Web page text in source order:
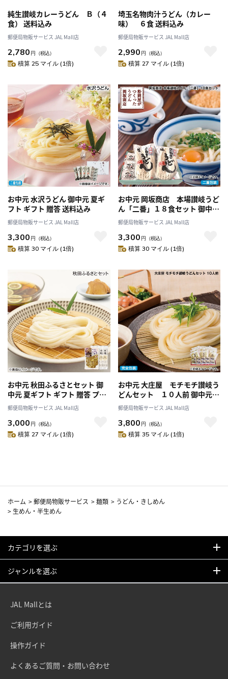
純生讃岐カレーうどん Ｂ（４
食） 送料込み
郵便局物販サービス JAL Mall店
2,780 円 （税込）
積算 25 マイル (1倍)
埼玉名物肉汁うどん（カレー
味） ６食 送料込み
郵便局物販サービス JAL Mall店
2,990 円 （税込）
積算 27 マイル (1倍)
お中元 水沢うどん 御中元 夏ギ
フト ギフト 贈答 送料込み
郵便局物販サービス JAL Mall店
3,300 円 （税込）
積算 30 マイル (1倍)
お中元 岡坂商店 本場讃岐うど
ん「二番」１８食セット 御中元
夏ギフト ギフト 贈答 プレゼン
ト 送料込み
郵便局物販サービス JAL Mall店
3,300 円 （税込）
積算 30 マイル (1倍)
お中元 秋田ふるさとセット 御
中元 夏ギフト ギフト 贈答 プレ
ゼント 送料込み
郵便局物販サービス JAL Mall店
3,000 円 （税込）
積算 27 マイル (1倍)
お中元 大庄屋 モチモチ讃岐う
どんセット １０人前 御中元
夏ギフト ギフト 贈答 プレゼン
ト 送料込み
郵便局物販サービス JAL Mall店
3,800 円 （税込）
積算 35 マイル (1倍)
ホーム >郵便局物販サービス >麺類 > うどん・きしめん
> 生めん・半生めん
カテゴリを選ぶ
ジャンルを選ぶ
JAL Mallとは
ご利用ガイド
操作ガイド
よくあるご質問・お問い合わせ